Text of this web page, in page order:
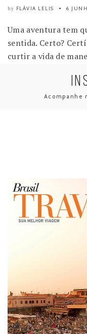
by FLÁVIA LELIS 6
Uma aventura tem
sentida. Certo?
curtir a vida de
Acompanhe